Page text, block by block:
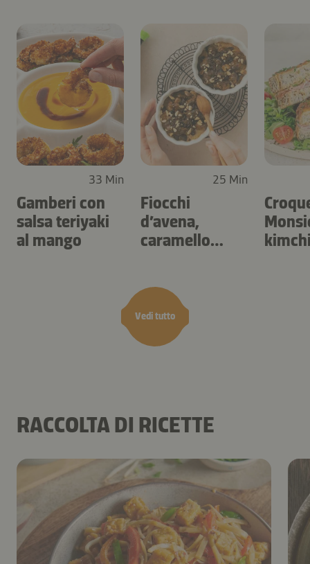
Vedi tutto
33 Min
Gamberi con
salsa teriyaki
al mango
25 Min
Fiocchi
d’avena,
caramello
RACCOLTA DI RICETTE